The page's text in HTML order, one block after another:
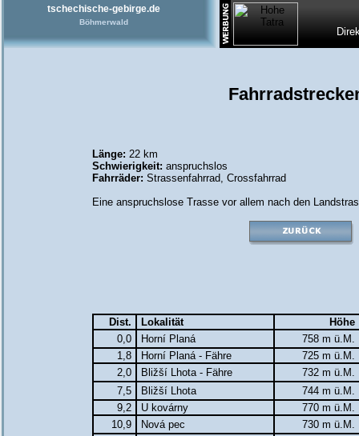
tschechische-gebirge.de
Böhmerwald
Länge: 22 km
Schwierigkeit: anspruchslos
Fahrräder: Strassenfahrrad, Crossfahrrad
Eine anspruchslose Trasse vor allem nach den
Dist. Lokalität
Höhe
0,0
Horní Planá
758 m ü.M.
1,8
Horní Planá - Fähre
725 m ü.M.
2,0
Bližší Lhota - Fähre
732 m ü.M.
7,5
Bližší Lhota
744 m ü.M.
9,2
U kovárny
770 m ü.M.
10,9
Nová pec
730 m ü.M.